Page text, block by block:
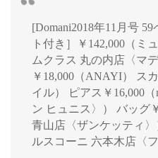
[Domani2018年11月号
ト付き］￥142,000（ミ
ムクラス 丸の内店〈マ
￥18,000（ANAYI） ス
イル） ピアス￥16,000
ン ヒュニス〉） バッグ
青山店〈ザンケッティ
ルスコーニ 六本木店〈